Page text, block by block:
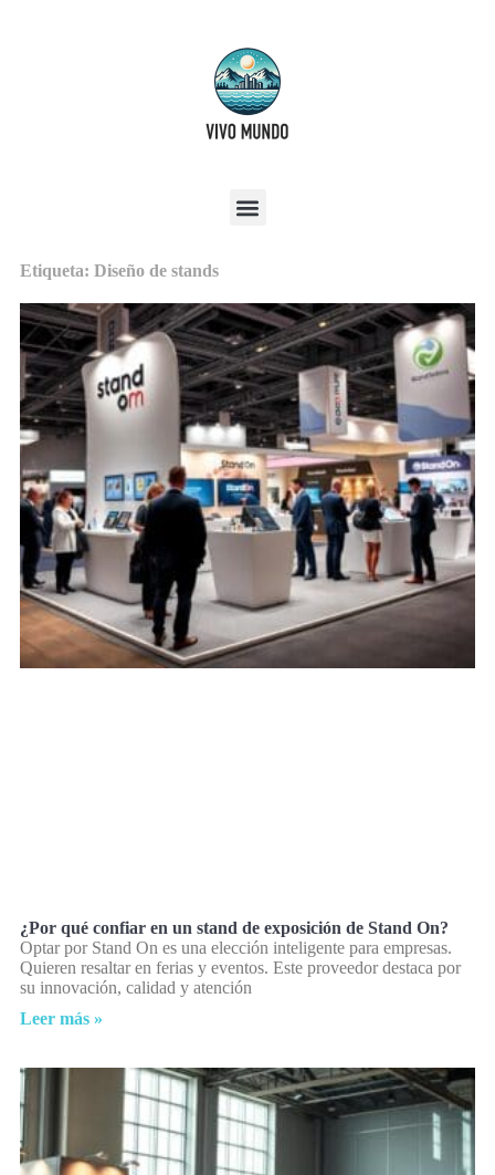
Etiqueta: Diseño de stands
¿Por qué confiar en un stand de exposición de Stand On?
Optar por Stand On es una elección inteligente para empresas.
Quieren resaltar en ferias y eventos. Este proveedor destaca por
su innovación, calidad y atención
Leer más »